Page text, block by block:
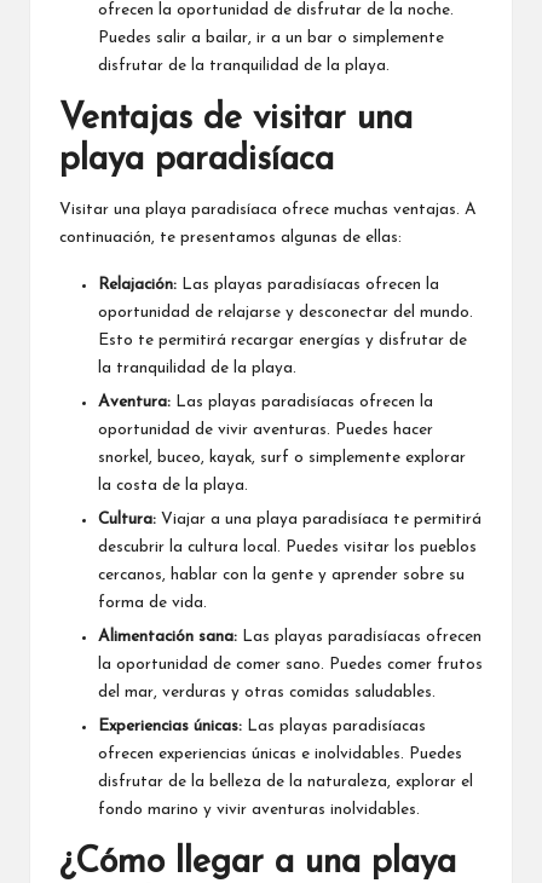
ofrecen la oportunidad de disfrutar de la noche.
Puedes salir a bailar, ir a un bar o simplemente
disfrutar de la tranquilidad de la playa.
Ventajas de visitar una
playa paradisíaca
Visitar una playa paradisíaca ofrece muchas ventajas. A
continuación, te presentamos algunas de ellas:
Relajación: Las playas paradisíacas ofrecen la
oportunidad de relajarse y desconectar del mundo.
Esto te permitirá recargar energías y disfrutar de
la tranquilidad de la playa.
Aventura: Las playas paradisíacas ofrecen la
oportunidad de vivir aventuras. Puedes hacer
snorkel, buceo, kayak, surf o simplemente explorar
la costa de la playa.
Cultura: Viajar a una playa paradisíaca te permitirá
descubrir la cultura local. Puedes visitar los pueblos
cercanos, hablar con la gente y aprender sobre su
forma de vida.
Alimentación sana: Las playas paradisíacas ofrecen
la oportunidad de comer sano. Puedes comer frutos
del mar, verduras y otras comidas saludables.
Experiencias únicas: Las playas paradisíacas
ofrecen experiencias únicas e inolvidables. Puedes
disfrutar de la belleza de la naturaleza, explorar el
fondo marino y vivir aventuras inolvidables.
¿Cómo llegar a una playa